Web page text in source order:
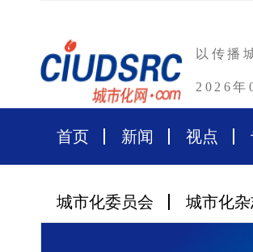
以传播
2026年
首页 新闻 视点
城市化委员会 城市化